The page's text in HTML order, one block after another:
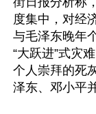
度集中，对经
与毛泽东晚年
“大跃进”式灾
个人崇拜的死
泽东、邓小平